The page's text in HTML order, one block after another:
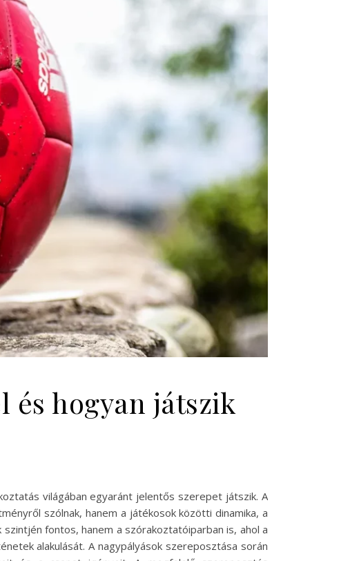
és hogyan játszik
világában egyaránt jelentős szerepet játszik. A
szólnak, hanem a játékosok közötti dinamika, a
fontos, hanem a szórakoztatóiparban is, ahol a
alakulását. A nagypályások szereposztása során